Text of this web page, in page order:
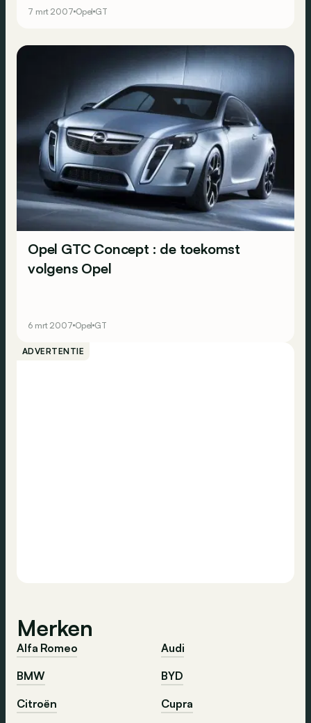
7 mrt 2007 Opel GT
Opel GTC Concept : de toekomst
volgens Opel
6 mrt 2007 Opel GT
ADVERTENTIE
Merken
Alfa Romeo
Audi
BMW
BYD
Citroën
Cupra